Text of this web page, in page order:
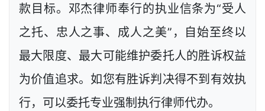
款目标。邓杰律师奉行的执业信条为“受人
之托、忠人之事、成人之美”，自始至终以
最大限度、最大可能维护委托人的胜诉权益
为价值追求。如您有胜诉判决得不到有效执
行，可以委托专业强制执行律师代办。